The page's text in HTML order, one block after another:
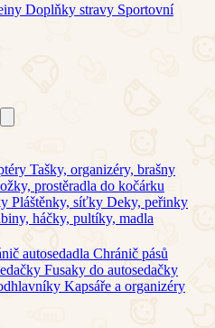
Doplňky stravy Sportovní
Tašky, organizéry, brašny
prostěradla do kočárku
Pláštěnky, síťky Deky, peřinky
háčky, pultíky, madla
autosedadla Chránič pásů
Fusaky do autosedačky
Kapsáře a organizéry